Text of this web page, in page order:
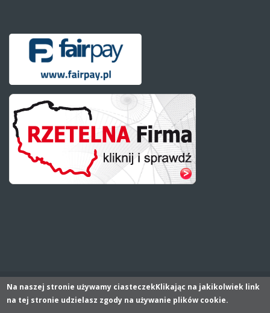
© 2015AGRO-MASZ Brzeźnik:: wszelkie prawa zastrzeżone
wykonanie:interium.com.pl
Na naszej stronie używamy ciasteczekKlikając na jakikolwiek link
na tej stronie udzielasz zgody na używanie plików cookie.